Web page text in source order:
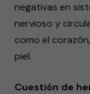
negativas en
nervioso y
como el
piel.
Cuestión de